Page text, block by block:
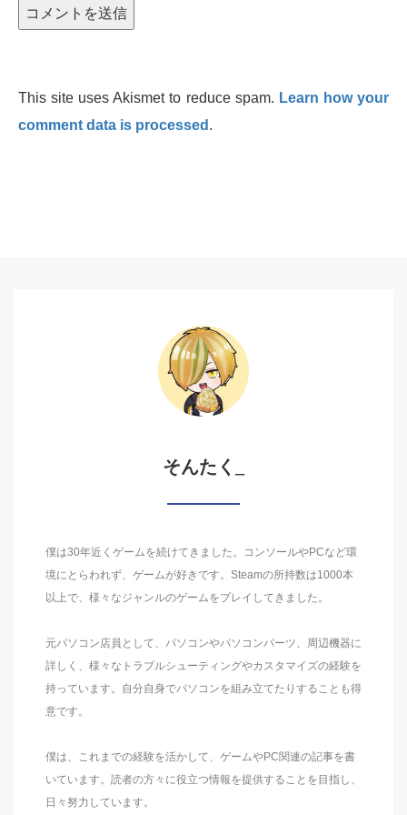
This site uses Akismet to reduce spam. Learn how your
comment data is processed .
そんたく_
僕は30年近くゲームを続けてきました。コンソールやPCなど環
境にとらわれず、ゲームが好きです。Steamの所持数は1000本
以上で、様々なジャンルのゲームをプレイしてきました。
元パソコン店員として、パソコンやパソコンパーツ、周辺機器に
詳しく、様々なトラブルシューティングやカスタマイズの経験を
持っています。自分自身でパソコンを組み立てたりすることも得
意です。
僕は、これまでの経験を活かして、ゲームやPC関連の記事を書
いています。読者の方々に役立つ情報を提供することを目指し、
日々努力しています。